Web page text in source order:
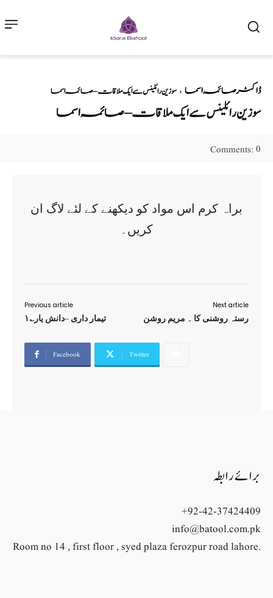
ڈاکٹر صائمہ اسما سوزین رائلینس سے ایک ملاقات – صائمہ اسما
سوزین رائلینس سے ایک ملاقات – صائمہ اسما
Comments: 0
براہ کرم اس مواد کو دیکھنے کے لئے لاگ ان
کریں۔
Previous article
تیمار داری –دانش یار؎۱
Next article
رستہ روشنی کا ۔ مریم روشن
Facebook Twitter
برائے رابطہ
+92-42-37424409
info@batool.com.pk
Room no 14 , first floor , syed plaza ferozpur road lahore.